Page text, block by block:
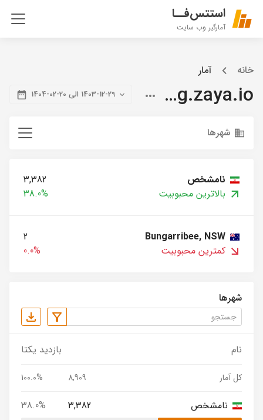
استتس‌فــا
آمارگیر وب سایت
خانه آمار
blog.zaya.io 1403-12-29 الی 20-02-1404
شهرها
نامشخص
3,382
بالاترین محبوبیت
38.0%
Bungarribee, NSW
2
کمترین محبوبیت
0.0%
شهرها
نام بازدید یکتا
کل آمار 8,909
100.0%
نامشخص 3,382
38.0%